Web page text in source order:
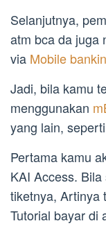
Selanjutnya,
atm bca da juga
via Mobile
Jadi, bila kamu
menggunakan
yang lain,
Pertama kamu
KAI Access.
tiketnya, Artinya
Tutorial bayar di